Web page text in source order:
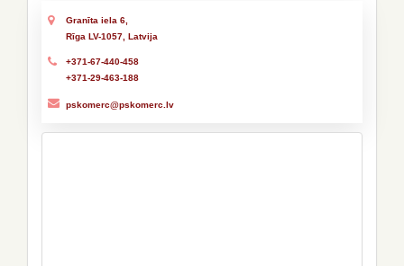
Granīta iela 6,
Rīga LV-1057, Latvija
+371-67-440-458
+371-29-463-188
pskomerc@pskomerc.lv